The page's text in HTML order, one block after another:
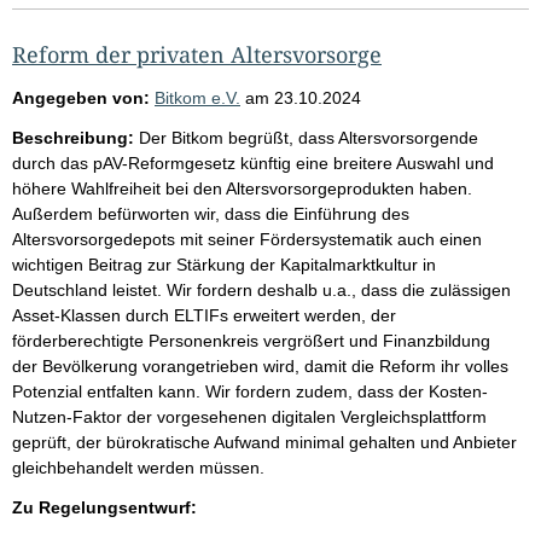
Reform der privaten Altersvorsorge
Angegeben von: Bitkom e.V. am 23.10.2024
Beschreibung: Der Bitkom begrüßt, dass Altersvorsorgende
durch das pAV-Reformgesetz künftig eine breitere Auswahl und
höhere Wahlfreiheit bei den Altersvorsorgeprodukten haben.
Außerdem befürworten wir, dass die Einführung des
Altersvorsorgedepots mit seiner Fördersystematik auch einen
wichtigen Beitrag zur Stärkung der Kapitalmarktkultur in
Deutschland leistet. Wir fordern deshalb u.a., dass die zulässigen
Asset-Klassen durch ELTIFs erweitert werden, der
förderberechtigte Personenkreis vergrößert und Finanzbildung
der Bevölkerung vorangetrieben wird, damit die Reform ihr volles
Potenzial entfalten kann. Wir fordern zudem, dass der Kosten-
Nutzen-Faktor der vorgesehenen digitalen Vergleichsplattform
geprüft, der bürokratische Aufwand minimal gehalten und Anbieter
gleichbehandelt werden müssen.
Zu Regelungsentwurf: